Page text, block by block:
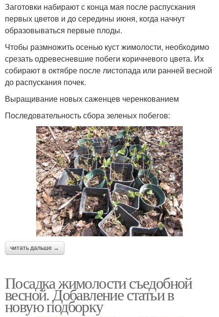
Заготовки набирают с конца мая после распускания
первых цветов и до середины июня, когда начнут
образовываться первые плоды.
Чтобы размножить осенью куст жимолости, необходимо
срезать одревесневшие побеги коричневого цвета. Их
собирают в октябре после листопада или ранней весной
до распускания почек.
Выращивание новых саженцев черенкованием
Последовательность сбора зеленых побегов:
читать дальше →
Посадка жимолости съедобной
весной. Добавление статьи в
новую подборку